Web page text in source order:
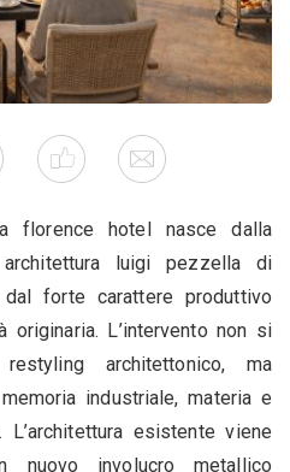
florence hotel nasce dalla
luigi pezzella di
forte carattere produttivo
originaria. L’intervento non si
architettonico, ma
industriale, materia e
L’architettura esistente viene
nuovo involucro metallico